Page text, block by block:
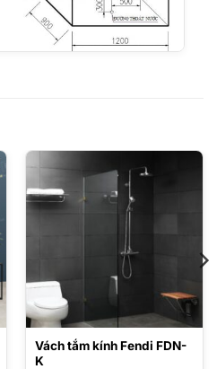
Vách tắm kính Fendi FDN-
K